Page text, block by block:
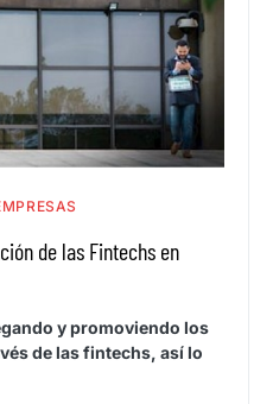
de las Fintechs en
y promoviendo los
de las fintechs, así lo